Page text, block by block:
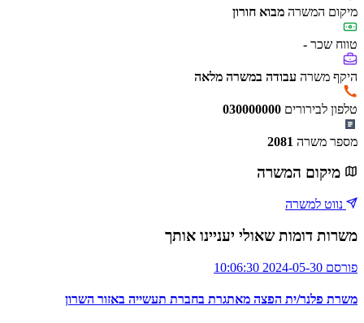
מיקום המשרה מבוא חורון
טווח שכר -
היקף משרה עבודה במשרה מלאה
טלפון לבירורים 030000000
מספר משרה 2081
מיקום המשרה
נווט למשרה
משרות דומות שאולי יעניינו אותך
פורסם 2024-05-30 10:06:30
משרת פלנר/ית הפצה מאתגרת בחברת תעשייה באזור השרון